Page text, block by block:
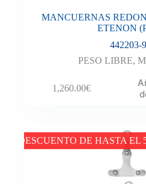
MANCUERNAS
ETENON
442203-
PESO LIBRE,
1,260.00€
DESCUENTO DE HASTA EL